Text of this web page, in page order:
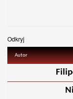
Odkryj
Autor